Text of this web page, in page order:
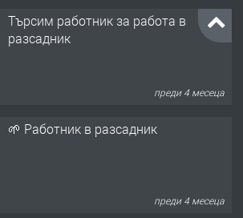
🌱 Работник в разсадник
преди 4 месеца
Търсим работничка
преди 10 месеца